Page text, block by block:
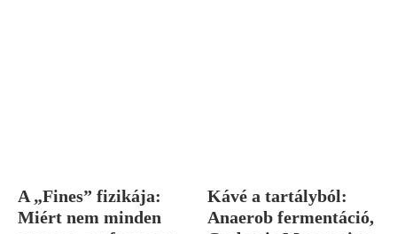
A „Fines” fizikája:
Miért nem minden
Kávé a tartályból:
Anaerob fermentáció,